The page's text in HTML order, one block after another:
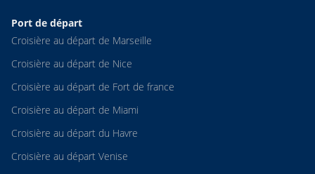
Port de départ
Croisière au départ de Marseille
Croisière au départ de Nice
Croisière au départ de Fort de france
Croisière au départ de Miami
Croisière au départ du Havre
Croisière au départ Venise